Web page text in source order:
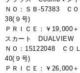
ＮＯ：ＳＢ-57383 Ｃ
38(９号)
ＰＲＩＣＥ：￥19,000＋
スカート DUALVIEW
ＮＯ：15122048 ＣＯ
40(９号)
ＰＲＩＣＥ：￥26,000＋